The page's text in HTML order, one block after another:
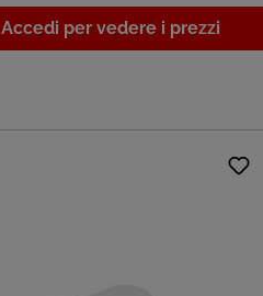
Accedi per vedere i prezzi